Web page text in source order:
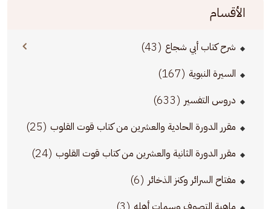
الأقسام
شرح كتاب أبي شجاع (43)
السيرة النبوية (167)
دروس التفسير (633)
مقرر الدورة الحادية والعشرين من كتاب قوت القلوب (25)
مقرر الدورة الثانية والعشرين من كتاب قوت القلوب (24)
مفتاح السرائر وكنز الذخائر (6)